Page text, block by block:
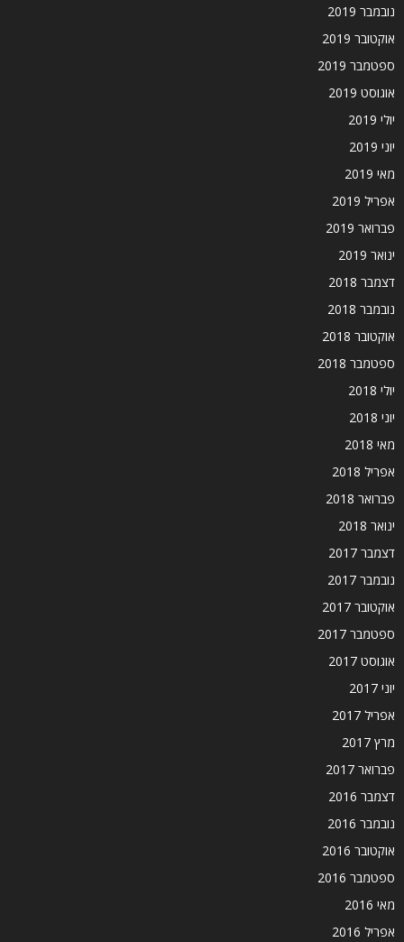
נובמבר 2019
אוקטובר 2019
ספטמבר 2019
אוגוסט 2019
יולי 2019
יוני 2019
מאי 2019
אפריל 2019
פברואר 2019
ינואר 2019
דצמבר 2018
נובמבר 2018
אוקטובר 2018
ספטמבר 2018
יולי 2018
יוני 2018
מאי 2018
אפריל 2018
פברואר 2018
ינואר 2018
דצמבר 2017
נובמבר 2017
אוקטובר 2017
ספטמבר 2017
אוגוסט 2017
יוני 2017
אפריל 2017
מרץ 2017
פברואר 2017
דצמבר 2016
נובמבר 2016
אוקטובר 2016
ספטמבר 2016
מאי 2016
אפריל 2016